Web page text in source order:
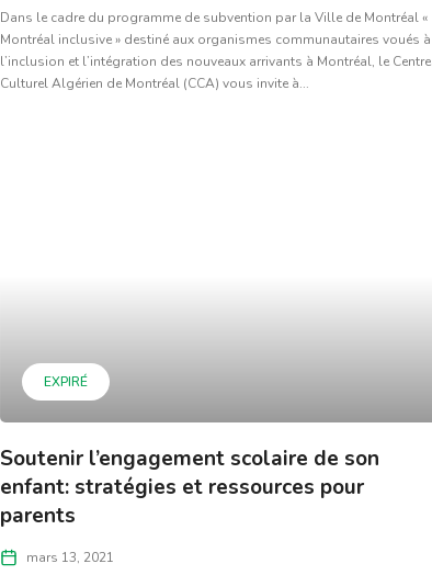
Dans le cadre du programme de subvention par la Ville de Montréal «
Montréal inclusive » destiné aux organismes communautaires voués à
l’inclusion et l’intégration des nouveaux arrivants à Montréal, le Centre
Culturel Algérien de Montréal (CCA) vous invite à...
EXPIRÉ
Soutenir l’engagement scolaire de son
enfant: stratégies et ressources pour
parents
mars 13, 2021